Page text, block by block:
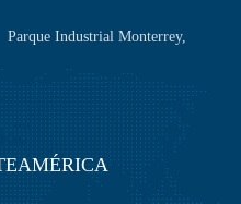
Industrial Monterrey,